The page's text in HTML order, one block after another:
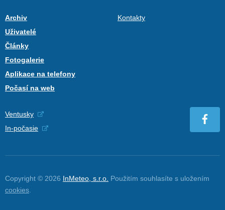
Archiv
Uživatelé
Články
Fotogalerie
Aplikace na telefony
Počasí na web
Kontakty
Ventusky
In-počasie
Copyright © 2026 InMeteo, s.r.o. Použitím souhlasíte s uložením
cookies